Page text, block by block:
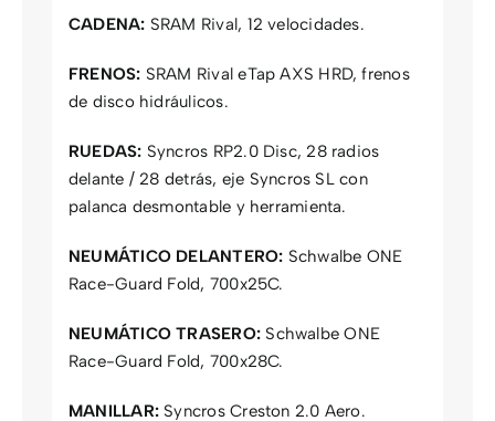
CADENA: SRAM Rival, 12 velocidades.
FRENOS: SRAM Rival eTap AXS HRD, frenos
de disco hidráulicos.
RUEDAS: Syncros RP2.0 Disc, 28 radios
delante / 28 detrás, eje Syncros SL con
palanca desmontable y herramienta.
NEUMÁTICO DELANTERO: Schwalbe ONE
Race-Guard Fold, 700x25C.
NEUMÁTICO TRASERO: Schwalbe ONE
Race-Guard Fold, 700x28C.
MANILLAR: Syncros Creston 2.0 Aero.